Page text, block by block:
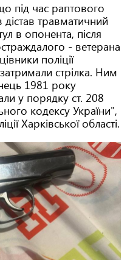
під час раптового
дістав травматичний
в опонента, після
- ветерана
поліції
стрілка. Ним
1981 року
у порядку ст. 208
кодексу України",
Харківської області.